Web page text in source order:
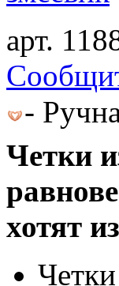
арт.
-
Четки
хотят